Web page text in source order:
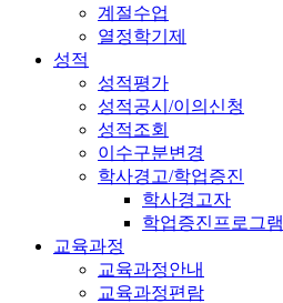
계절수업
열정학기제
성적
성적평가
성적공시/이의신청
성적조회
이수구분변경
학사경고/학업증진
학사경고자
학업증진프로그램
교육과정
교육과정안내
교육과정편람